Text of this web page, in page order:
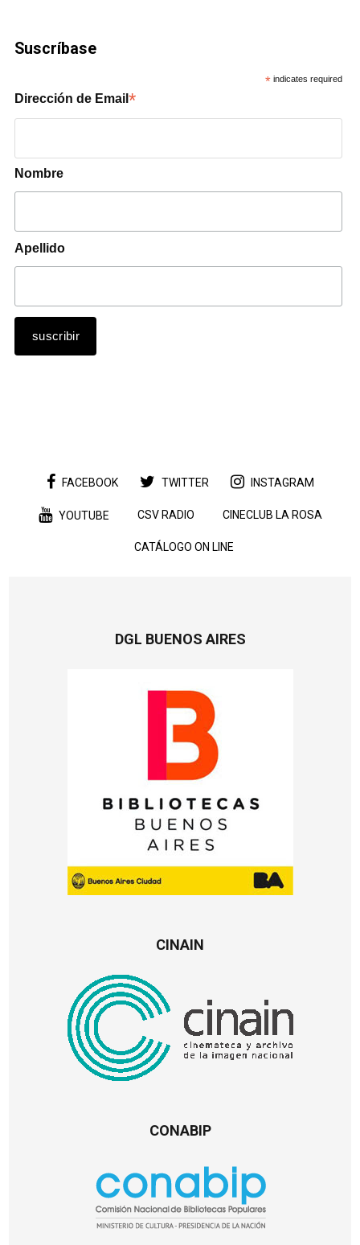
Suscríbase
* indicates required
Dirección de Email*
Nombre
Apellido
FACEBOOK TWITTER INSTAGRAM
YOUTUBE CSV RADIO CINECLUB LA ROSA
CATÁLOGO ON LINE
DGL BUENOS AIRES
CINAIN
CONABIP